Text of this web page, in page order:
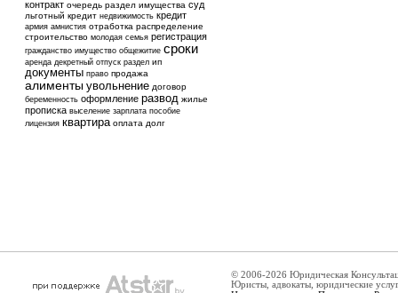
контракт очередь раздел имущества суд
льготный кредит недвижимость кредит
армия амнистия отработка распределение
строительство молодая семья регистрация
гражданство имущество общежитие сроки
аренда декретный отпуск раздел ип
документы право продажа
алименты увольнение договор
беременность оформление развод жилье
прописка выселение зарплата пособие
лицензия квартира оплата долг
© 2006-2026 Юридическая
Юристы, адвокаты, юридические